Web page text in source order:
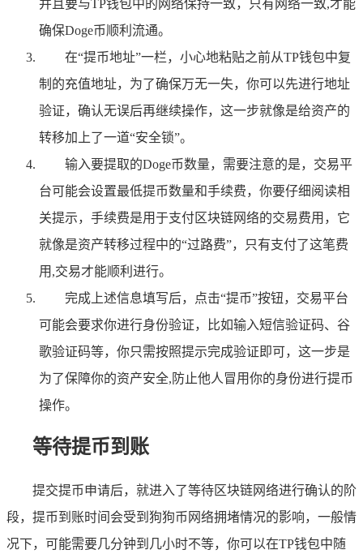
并且要与TP钱包中的网络保持一致，只有网络一致,才能
确保Doge币顺利流通。
在“提币地址”一栏，小心地粘贴之前从TP钱包中复
制的充值地址，为了确保万无一失，你可以先进行地址
验证，确认无误后再继续操作，这一步就像是给资产的
转移加上了一道“安全锁”。
输入要提取的Doge币数量，需要注意的是，交易平
台可能会设置最低提币数量和手续费，你要仔细阅读相
关提示，手续费是用于支付区块链网络的交易费用，它
就像是资产转移过程中的“过路费”，只有支付了这笔费
用,交易才能顺利进行。
完成上述信息填写后，点击“提币”按钮，交易平台
可能会要求你进行身份验证，比如输入短信验证码、谷
歌验证码等，你只需按照提示完成验证即可，这一步是
为了保障你的资产安全,防止他人冒用你的身份进行提币
操作。
等待提币到账
提交提币申请后，就进入了等待区块链网络进行确认的阶
段，提币到账时间会受到狗狗币网络拥堵情况的影响，一般情
况下，可能需要几分钟到几小时不等，你可以在TP钱包中随